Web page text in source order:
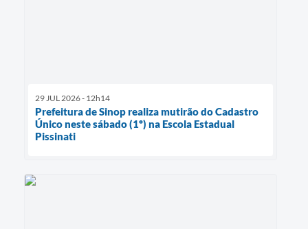
29 JUL 2026 - 12h14
Prefeitura de Sinop realiza mutirão do Cadastro
Único neste sábado (1º) na Escola Estadual
Pissinati